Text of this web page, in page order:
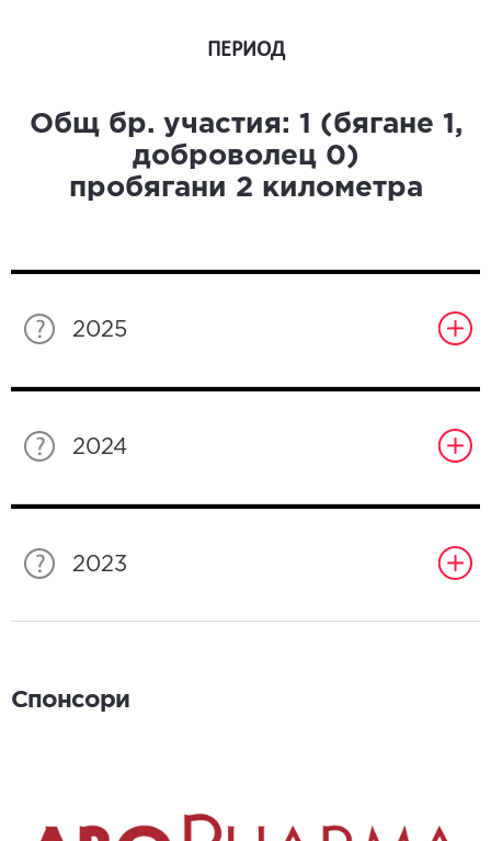
ПЕРИОД
Общ бр. участия: 1 (бягане 1 ,
доброволец 0)
пробягани 2 километра
2025
2024
2023
Спонсори